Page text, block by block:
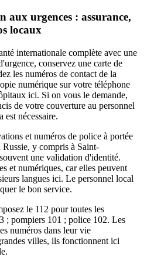
aux urgences : assurance,
locaux
internationale complète avec une
conservez une carte de
les numéros de contact de la
numérique sur votre téléphone
ici. Si on vous le demande,
de votre couverture au personnel
est nécessaire.
et numéros de police à portée
y compris à Saint-
une validation d'identité.
et numériques, car elles peuvent
langues ici. Le personnel local
le bon service.
le 112 pour toutes les
; pompiers 101 ; police 102. Les
numéros dans leur vie
villes, ils fonctionnent ici